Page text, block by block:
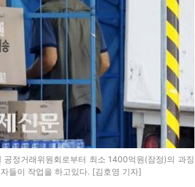
정거래위원회로부터 최소 1400억원(잠정)의 과징
들이 작업을 하고있다. [김호영 기자]